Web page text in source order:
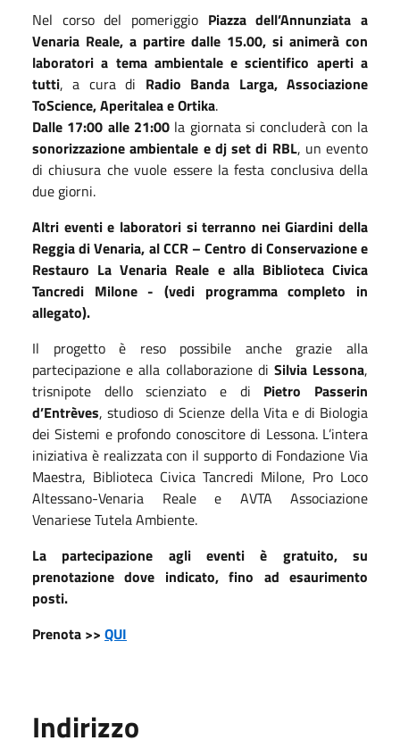
Nel corso del pomeriggio Piazza dell’Annunziata a
Venaria Reale, a partire dalle 15.00, si animerà con
laboratori a tema ambientale e scientifico aperti a
tutti, a cura di Radio Banda Larga, Associazione
ToScience, Aperitalea e Ortika.
Dalle 17:00 alle 21:00 la giornata si concluderà con la
sonorizzazione ambientale e dj set di RBL, un evento
di chiusura che vuole essere la festa conclusiva della
due giorni.
Altri eventi e laboratori si terranno nei Giardini della
Reggia di Venaria, al CCR – Centro di Conservazione e
Restauro La Venaria Reale e alla Biblioteca Civica
Tancredi Milone - (vedi programma completo in
allegato).
Il progetto è reso possibile anche grazie alla
partecipazione e alla collaborazione di Silvia Lessona,
trisnipote dello scienziato e di Pietro Passerin
d’Entrèves, studioso di Scienze della Vita e di Biologia
dei Sistemi e profondo conoscitore di Lessona. L’intera
iniziativa è realizzata con il supporto di Fondazione Via
Maestra, Biblioteca Civica Tancredi Milone, Pro Loco
Altessano-Venaria Reale e AVTA Associazione
Venariese Tutela Ambiente.
La partecipazione agli eventi è gratuito, su
prenotazione dove indicato, fino ad esaurimento
posti.
Prenota >> QUI
Indirizzo